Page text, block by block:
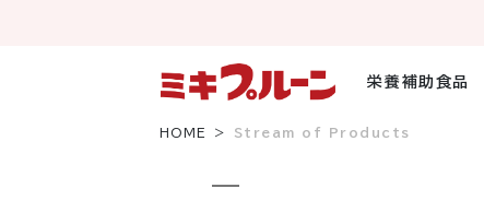
栄養補助食品
HOME Stream of Products